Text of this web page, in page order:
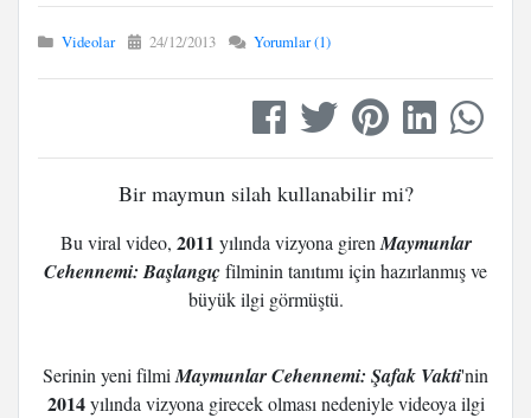
Videolar 24/12/2013 Yorumlar (1)
Bir maymun silah kullanabilir mi?
Bu viral video, 2011 yılında vizyona giren Maymunlar
Cehennemi: Başlangıçfilminin tanıtımı için hazırlanmış ve
büyük ilgi görmüştü.
Serinin yeni filmi Maymunlar Cehennemi: Şafak Vakti'nin
2014yılında vizyona girecek olması nedeniyle videoya ilgi